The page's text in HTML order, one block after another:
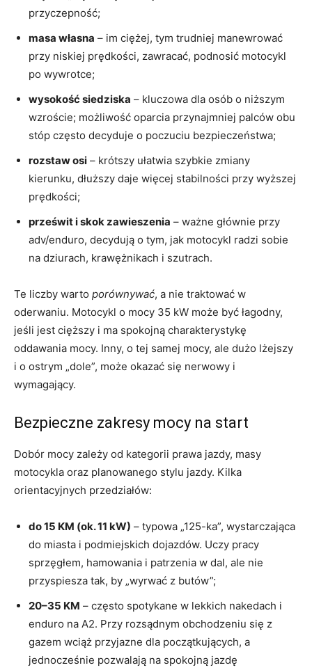
przyczepność;
masa własna – im ciężej, tym trudniej manewrować
przy niskiej prędkości, zawracać, podnosić motocykl
po wywrotce;
wysokość siedziska – kluczowa dla osób o niższym
wzroście; możliwość oparcia przynajmniej palców obu
stóp często decyduje o poczuciu bezpieczeństwa;
rozstaw osi – krótszy ułatwia szybkie zmiany
kierunku, dłuższy daje więcej stabilności przy wyższej
prędkości;
prześwit i skok zawieszenia – ważne głównie przy
adv/enduro, decydują o tym, jak motocykl radzi sobie
na dziurach, krawężnikach i szutrach.
Te liczby warto porównywać, a nie traktować w
oderwaniu. Motocykl o mocy 35 kW może być łagodny,
jeśli jest cięższy i ma spokojną charakterystykę
oddawania mocy. Inny, o tej samej mocy, ale dużo lżejszy
i o ostrym „dole”, może okazać się nerwowy i
wymagający.
Bezpieczne zakresy mocy na start
Dobór mocy zależy od kategorii prawa jazdy, masy
motocykla oraz planowanego stylu jazdy. Kilka
orientacyjnych przedziałów:
do 15 KM (ok. 11 kW) – typowa „125-ka”, wystarczająca
do miasta i podmiejskich dojazdów. Uczy pracy
sprzęgłem, hamowania i patrzenia w dal, ale nie
przyspiesza tak, by „wyrwać z butów”;
20–35 KM – często spotykane w lekkich nakedach i
enduro na A2. Przy rozsądnym obchodzeniu się z
gazem wciąż przyjazne dla początkujących, a
jednocześnie pozwalają na spokojną jazdę